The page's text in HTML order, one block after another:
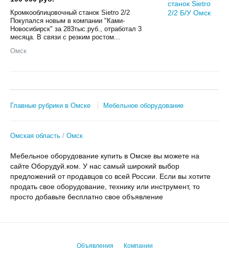
Кромкооблицовочный станок Sietro 2/2
Покупался новым в компании "Ками-
Новосибирск" за 283тыс.руб., отработал 3
месяца. В связи с резким ростом...
Омск
Главные рубрики в Омске Мебельное оборудование
Омская область Омск
Мебельное оборудование купить в Омске вы можете на
сайте Оборудуй.ком. У нас самый широкий выбор
предложений от продавцов со всей России. Если вы хотите
продать свое оборудование, технику или инструмент, то
просто добавьте бесплатно свое объявление
Объявления Компании